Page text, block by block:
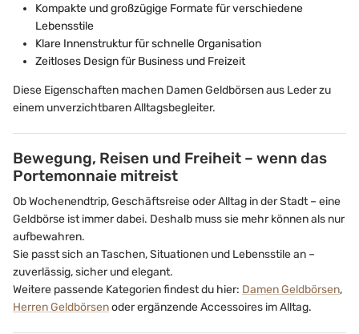
Kompakte und großzügige Formate für verschiedene
Lebensstile
Klare Innenstruktur für schnelle Organisation
Zeitloses Design für Business und Freizeit
Diese Eigenschaften machen Damen Geldbörsen aus Leder zu
einem unverzichtbaren Alltagsbegleiter.
Bewegung, Reisen und Freiheit – wenn das
Portemonnaie mitreist
Ob Wochenendtrip, Geschäftsreise oder Alltag in der Stadt – eine
Geldbörse ist immer dabei. Deshalb muss sie mehr können als nur
aufbewahren.
Sie passt sich an Taschen, Situationen und Lebensstile an –
zuverlässig, sicher und elegant.
Weitere passende Kategorien findest du hier: Damen Geldbörsen,
Herren Geldbörsenoder ergänzende Accessoires im Alltag.